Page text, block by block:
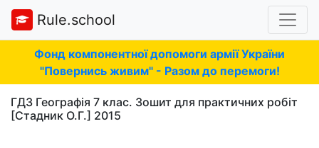
Rule.school
Фонд компонентної допомоги армії України
"Повернись живим" - Разом до перемоги!
ГДЗ Географія 7 клас. Зошит для практичних робіт
[Стадник О.Г.] 2015